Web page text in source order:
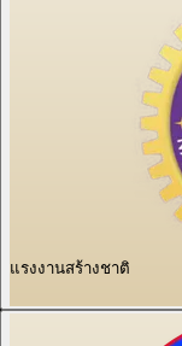
แรงงานสร้างชาติ